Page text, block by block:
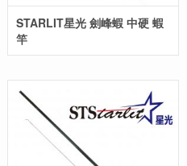
STARLIT星光 劍峰蝦 中硬 蝦
竿